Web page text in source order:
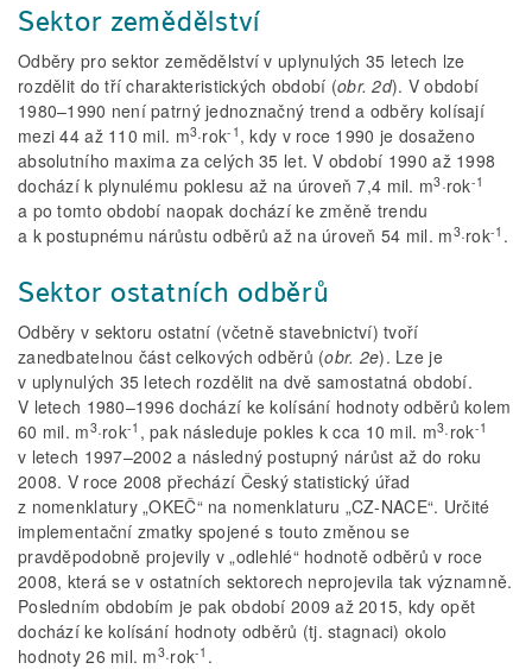
Sektor zemědělství
Odběry pro sektor zemědělství v uplynulých 35 letech lze
rozdělit do tří charakteristických období (obr. 2d). V období
1980–1990 není patrný jednoznačný trend a odběry kolísají
mezi 44 až 110 mil. m3·rok-1 , kdy v roce 1990 je dosaženo
absolutního maxima za celých 35 let. V období 1990 až 1998
dochází k plynulému poklesu až na úroveň 7,4 mil. m3·rok-1
a po tomto období naopak dochází ke změně trendu
a k postupnému nárůstu odběrů až na úroveň 54 mil. m3·rok-1 .
Sektor ostatních odběrů
Odběry v sektoru ostatní (včetně stavebnictví) tvoří
zanedbatelnou část celkových odběrů (obr. 2e). Lze je
v uplynulých 35 letech rozdělit na dvě samostatná období.
V letech 1980–1996 dochází ke kolísání hodnoty odběrů kolem
60 mil. m3·rok-1 , pak následuje pokles k cca 10 mil. m3·rok-1
v letech 1997–2002 a následný postupný nárůst až do roku
2008. V roce 2008 přechází Český statistický úřad
z nomenklatury „OKEČ“ na nomenklaturu „CZ-NACE“. Určité
implementační zmatky spojené s touto změnou se
pravděpodobně projevily v „odlehlé“ hodnotě odběrů v roce
2008, která se v ostatních sektorech neprojevila tak významně.
Posledním obdobím je pak období 2009 až 2015, kdy opět
dochází ke kolísání hodnoty odběrů (tj. stagnaci) okolo
hodnoty 26 mil. m3·rok-1 .